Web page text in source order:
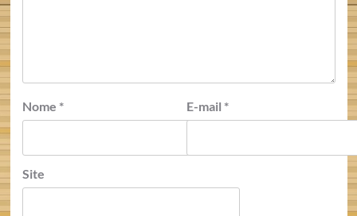
Nome * E-mail *
Site